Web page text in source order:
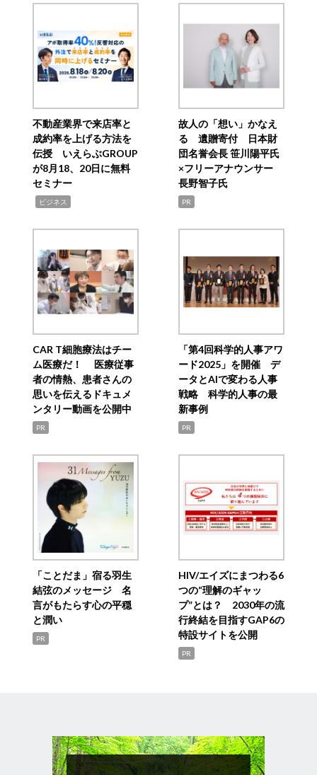
不動産業界で来店率と
成約率を上げる方法を
伝授 いえらぶGROUP
が8月18、20日に無料
セミナー
ビジネス
故人の「想い」かなえ
る 遺贈寄付 日本財
団名誉会長 笹川陽平氏
×フリーアナウンサー
長野智子氏
PR
CAR T細胞療法はチー
ム医療だ！ 医療従事
者の情熱、患者さんの
思いを伝えるドキュメ
ンタリー動画を公開中
PR
「第4回科学的人事アワ
ード2025」を開催 デ
ータとAIで変わる人事
戦略 科学的人事の最
新事例
PR
「ことだま」宿る羽生
結弦のメッセージ 名
言がもたらす心の平穏
と潤い
PR
HIV/エイズにまつわる6
つの“理解のギャッ
プ”とは？ 2030年の流
行終結を目指すGAP6の
特設サイトを公開
PR